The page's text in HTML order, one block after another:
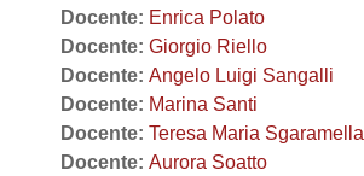
Docente: Enrica Polato
Docente: Giorgio Riello
Docente: Angelo Luigi Sangalli
Docente: Marina Santi
Docente: Teresa Maria Sgaramella
Docente: Aurora Soatto